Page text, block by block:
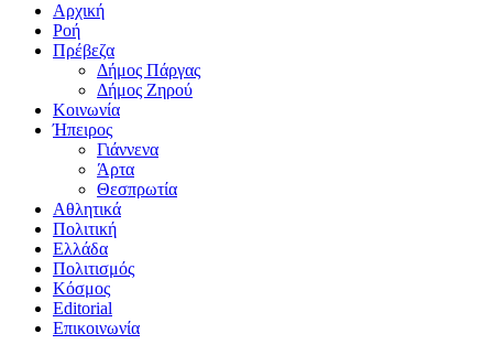
Αρχική
Ροή
Πρέβεζα
Δήμος Πάργας
Δήμος Ζηρού
Κοινωνία
Ήπειρος
Γιάννενα
Άρτα
Θεσπρωτία
Αθλητικά
Πολιτική
Ελλάδα
Πολιτισμός
Κόσμος
Editorial
Επικοινωνία